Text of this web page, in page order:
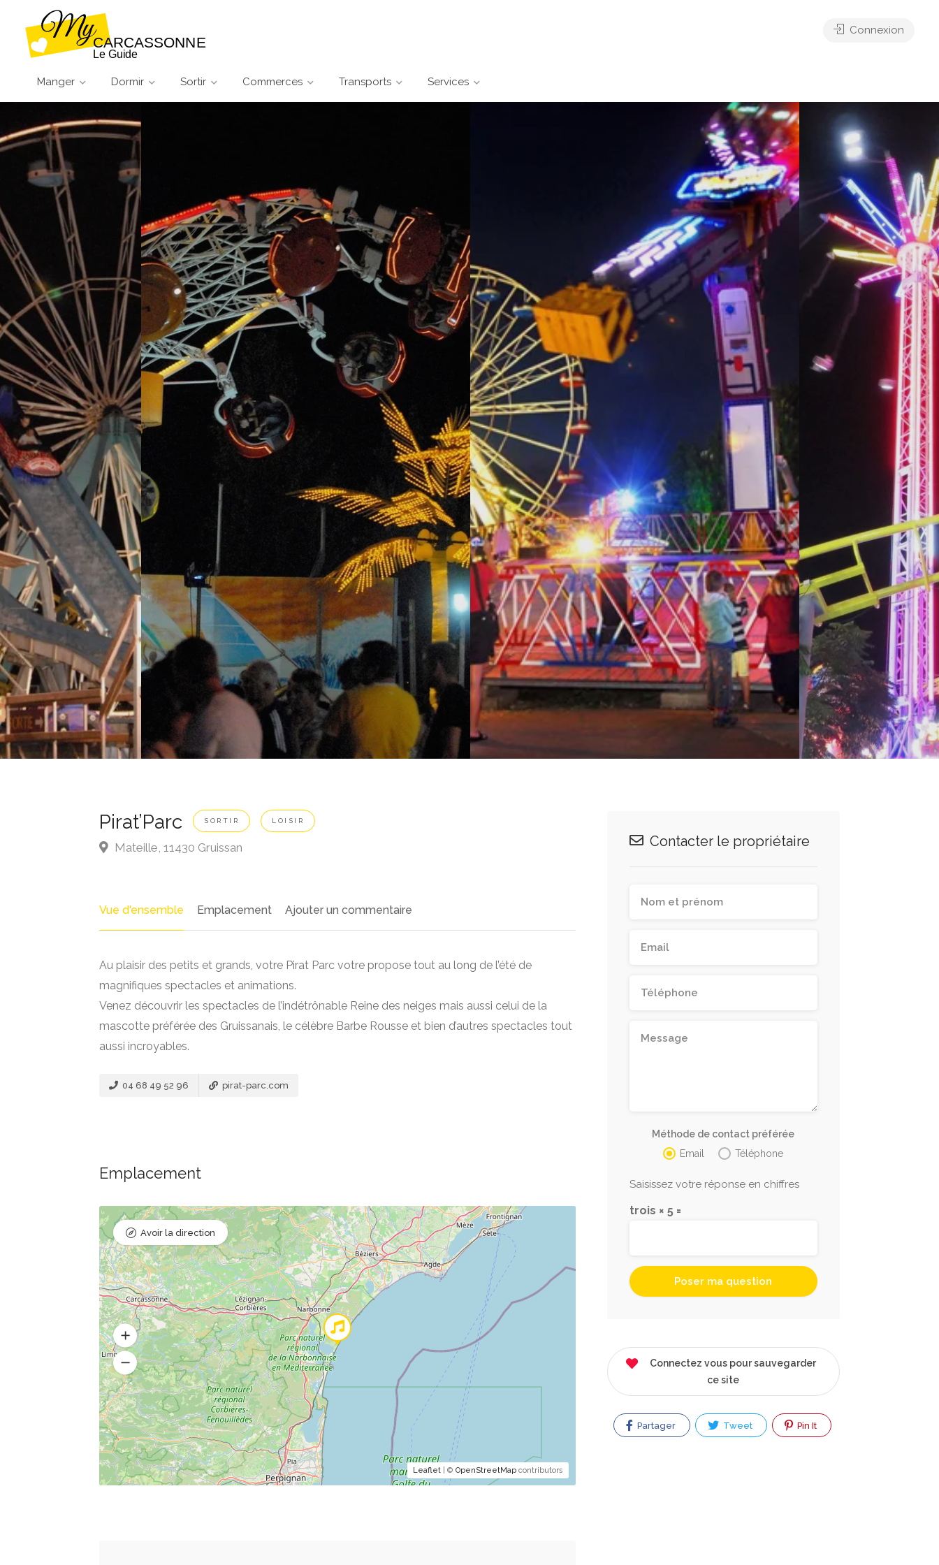
Manger Dormir Sortir Commerces Transports Services
Connexion
Pirat’Parc SORTIR LOISIR
Mateille, 11430 Gruissan
Vue d'ensemble Emplacement Ajouter un commentaire
Au plaisir des petits et grands, votre Pirat Parc votre propose tout au long de l’été de
magnifiques spectacles et animations.
Venez découvrir les spectacles de l’indétrônable Reine des neiges mais aussi celui de la
mascotte préférée des Gruissanais, le célèbre Barbe Rousse et bien d’autres spectacles tout
aussi incroyables.
04 68 49 52 96 pirat-parc.com
Emplacement
Leaflet| © OpenStreetMapcontributors
Avoir la direction
Contacter le propriétaire
Méthode de contact préférée
Email
Téléphone
Saisissez votre réponse en chiffres
trois × 5 =
Connectez vous pour sauvegarder
ce site
Partager Tweet Pin It